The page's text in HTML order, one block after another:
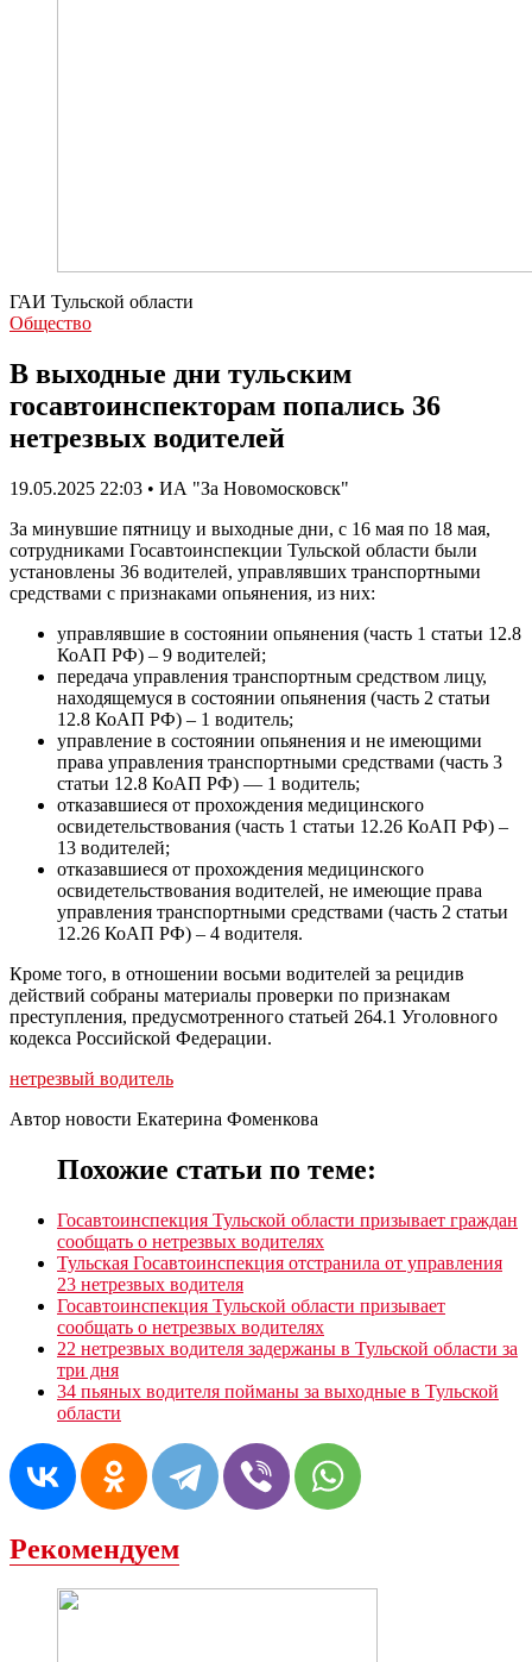
ГАИ Тульской области
Общество
В выходные дни тульским
госавтоинспекторам попались 36
нетрезвых водителей
19.05.2025 22:03 • ИА "За Новомосковск"
За минувшие пятницу и выходные дни, с 16 мая по 18 мая,
сотрудниками Госавтоинспекции Тульской области были
установлены 36 водителей, управлявших транспортными
средствами с признаками опьянения, из них:
управлявшие в состоянии опьянения (часть 1 статьи 12.8
КоАП РФ) – 9 водителей;
передача управления транспортным средством лицу,
находящемуся в состоянии опьянения (часть 2 статьи
12.8 КоАП РФ) – 1 водитель;
управление в состоянии опьянения и не имеющими
права управления транспортными средствами (часть 3
статьи 12.8 КоАП РФ) — 1 водитель;
отказавшиеся от прохождения медицинского
освидетельствования (часть 1 статьи 12.26 КоАП РФ) –
13 водителей;
отказавшиеся от прохождения медицинского
освидетельствования водителей, не имеющие права
управления транспортными средствами (часть 2 статьи
12.26 КоАП РФ) – 4 водителя.
Кроме того, в отношении восьми водителей за рецидив
действий собраны материалы проверки по признакам
преступления, предусмотренного статьей 264.1 Уголовного
кодекса Российской Федерации.
нетрезвый водитель
Автор новости Екатерина Фоменкова
Похожие статьи по теме:
Госавтоинспекция Тульской области призывает граждан
сообщать о нетрезвых водителях
Тульская Госавтоинспекция отстранила от управления
23 нетрезвых водителя
Госавтоинспекция Тульской области призывает
сообщать о нетрезвых водителях
22 нетрезвых водителя задержаны в Тульской области за
три дня
34 пьяных водителя пойманы за выходные в Тульской
области
Рекомендуем